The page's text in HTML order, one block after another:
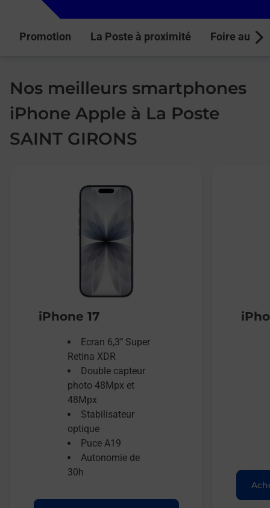
Promotion La Poste à proximité Foire aux
Nos meilleurs smartphones
iPhone Apple à La Poste
SAINT GIRONS
iPhone 17
Ecran 6,3’’ Super
Retina XDR
Double capteur
photo 48Mpx et
48Mpx
Stabilisateur
optique
Puce A19
Autonomie de
30h